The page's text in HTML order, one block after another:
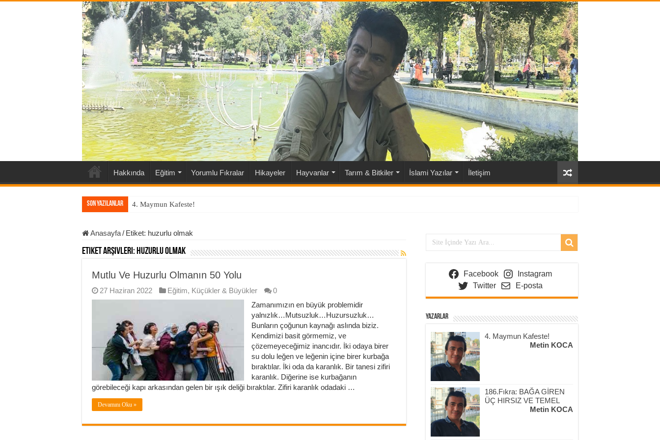
Hakkında Eğitim Yorumlu Fıkralar Hikayeler Hayvanlar Tarım & Bitkiler İslami Yazılar İletişim
Son Yazılanlar 4. Maymun Kafeste!
Anasayfa/ Etiket: huzurlu olmak
Etiket Arşivleri: huzurlu olmak
Mutlu Ve Huzurlu Olmanın 50 Yolu
27 Haziran 2022 Eğitim, Küçükler & Büyükler
0
Zamanımızın en büyük problemidir
yalnızlık…Mutsuzluk…Huzursuzluk…
Bunların çoğunun kaynağı aslında biziz.
Kendimizi basit görmemiz, ve
çözemeyeceğimiz inancıdır. İki odaya birer
su dolu leğen ve leğenin içine birer kurbağa
bıraktılar. İki oda da karanlık. Bir tanesi zifiri
karanlık. Diğerine ise kurbağanın
görebileceği kapı arkasından gelen bir ışık deliği bıraktılar. Zifiri karanlık odadaki …
Devamını Oku »
Facebook
Instagram
Twitter
E-posta
Yazarlar
4. Maymun Kafeste!
Metin KOCA
186.Fıkra: BAĞA GİREN
ÜÇ HIRSIZ VE TEMEL
Metin KOCA